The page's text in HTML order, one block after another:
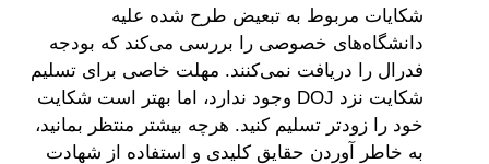
شکایات مربوط به تبعیض طرح شده علیه
دانشگاه‌های خصوصی را بررسی می‌کند که بودجه
فدرال را دریافت نمی‌کنند. مهلت خاصی برای تسلیم
شکایت نزد DOJ وجود ندارد، اما بهتر است شکایت
خود را زودتر تسلیم کنید. هرچه بیشتر منتظر بمانید،
به خاطر آوردن حقایق کلیدی و استفاده از شهادت